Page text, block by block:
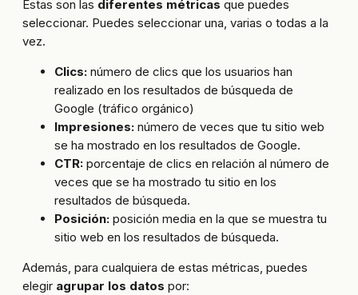
Estas son las diferentes métricas que puedes
seleccionar. Puedes seleccionar una, varias o todas a la
vez.
Clics: número de clics que los usuarios han
realizado en los resultados de búsqueda de
Google (tráfico orgánico)
Impresiones: número de veces que tu sitio web
se ha mostrado en los resultados de Google.
CTR: porcentaje de clics en relación al número de
veces que se ha mostrado tu sitio en los
resultados de búsqueda.
Posición: posición media en la que se muestra tu
sitio web en los resultados de búsqueda.
Además, para cualquiera de estas métricas, puedes
elegir agrupar los datos por: